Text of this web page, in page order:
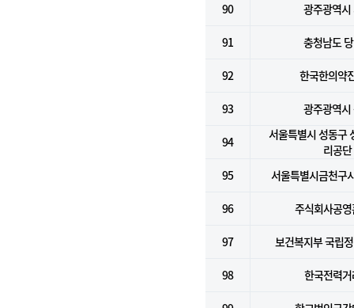
90 광주광역시
91 충청남도
92 한국한의약
93 광주광역시
94
서울특별시 성동구
리공단
95
서울특별시금천구
96 주식회사공
97 보건복지부 국립
98 한국전력